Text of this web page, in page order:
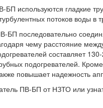
БП используются гладкие
потоков воды в
БП последовательно
чему расстояние
составляет
подогревателей.
повышает надежность
ПВ-БП от НЗТО или